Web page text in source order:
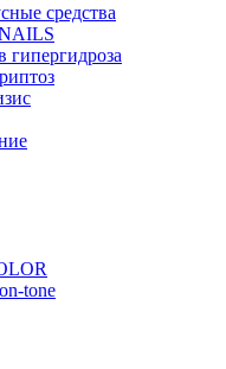
средства
гипергидроза
tone